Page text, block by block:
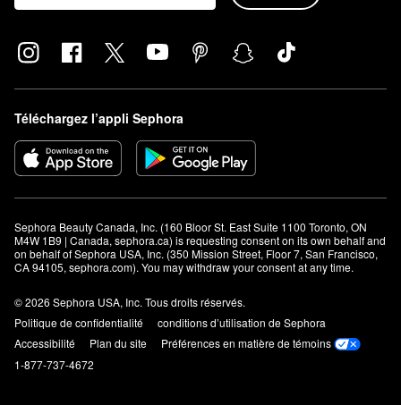
Téléchargez l’appli Sephora
Sephora Beauty Canada, Inc. (160 Bloor St. East Suite 1100 Toronto, ON
M4W 1B9 | Canada, sephora.ca) is requesting consent on its own behalf and
on behalf of Sephora USA, Inc. (350 Mission Street, Floor 7, San Francisco,
CA 94105, sephora.com). You may withdraw your consent at any time.
© 2026 Sephora USA, Inc. Tous droits réservés.
Politique de confidentialité
conditions d’utilisation de Sephora
Accessibilité
Plan du site
Préférences en matière de témoins
1-877-737-4672